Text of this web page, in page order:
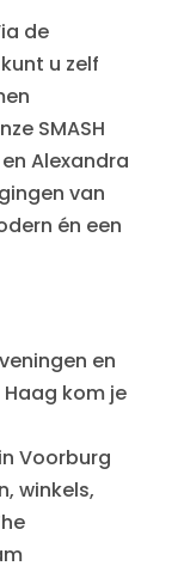
de
kunt u zelf
SMASH
Alexandra
van
én een
en
kom je
Voorburg
winkels,